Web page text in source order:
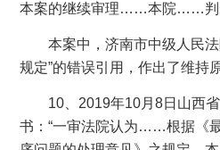
本案的继续审理……本院……判
本案中，济南市中级人民
规定”的错误引用，作出了维持
10 2019年10月 8日山西
书：“一审法院认为……根据《